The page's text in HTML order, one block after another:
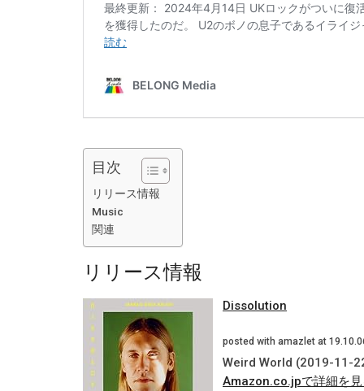
目次
リリース情報
Music
関連
リリース情報
Dissolution
posted with amazlet at
Weird World (2019-11-
Amazon.co.jpで詳細を